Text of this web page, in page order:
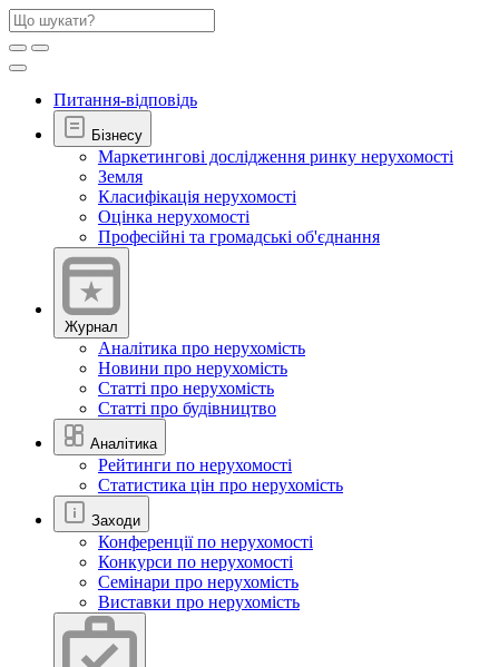
Питання-відповідь
Бізнесу
Маркетингові дослідження ринку нерухомості
Земля
Класифікація нерухомості
Оцінка нерухомості
Професійні та громадські об'єднання
Журнал
Аналітика про нерухомість
Новини про нерухомість
Статті про нерухомість
Статті про будівництво
Аналітика
Рейтинги по нерухомості
Статистика цін про нерухомість
Заходи
Конференції по нерухомості
Конкурси по нерухомості
Семінари про нерухомість
Виставки про нерухомість